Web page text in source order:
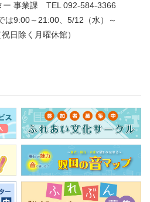
ー 事業課 TEL 092-584-3366
は9:00～21:00、5/12（水）～
日除く月曜休館）